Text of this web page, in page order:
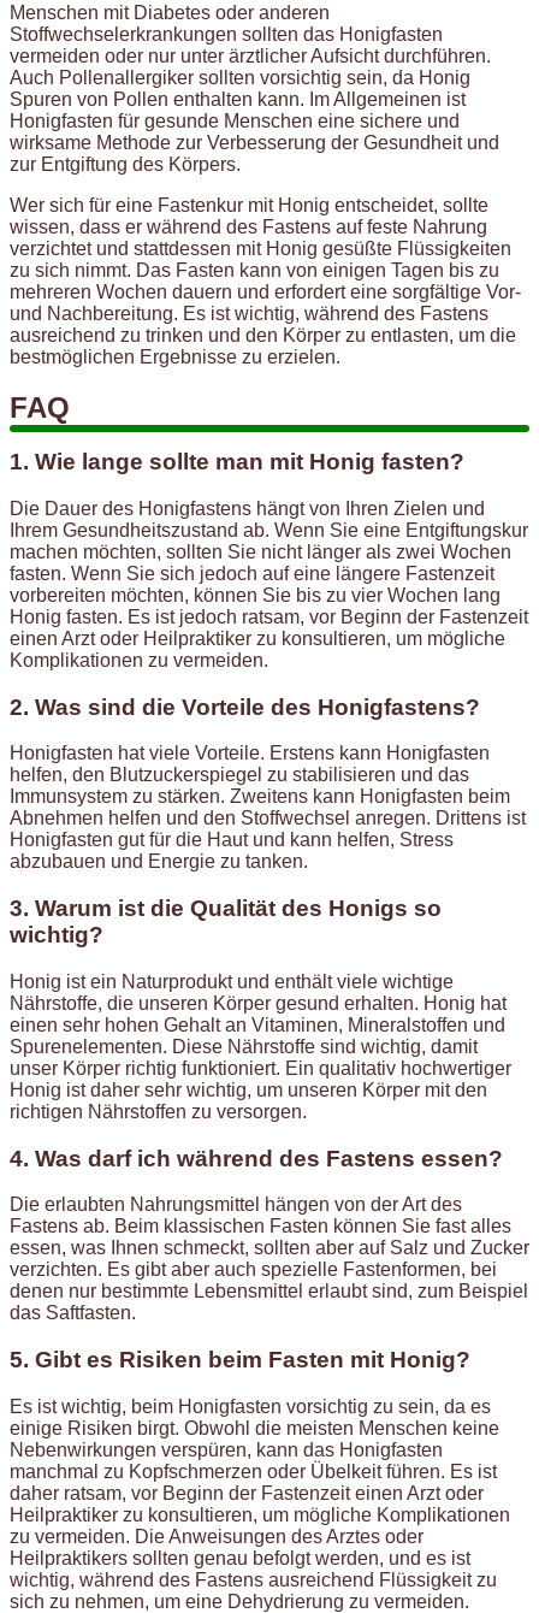
Menschen mit Diabetes oder anderen
Stoffwechselerkrankungen sollten das Honigfasten
vermeiden oder nur unter ärztlicher Aufsicht durchführen.
Auch Pollenallergiker sollten vorsichtig sein, da Honig
Spuren von Pollen enthalten kann. Im Allgemeinen ist
Honigfasten für gesunde Menschen eine sichere und
wirksame Methode zur Verbesserung der Gesundheit und
zur Entgiftung des Körpers.
Wer sich für eine Fastenkur mit Honig entscheidet, sollte
wissen, dass er während des Fastens auf feste Nahrung
verzichtet und stattdessen mit Honig gesüßte Flüssigkeiten
zu sich nimmt. Das Fasten kann von einigen Tagen bis zu
mehreren Wochen dauern und erfordert eine sorgfältige Vor-
und Nachbereitung. Es ist wichtig, während des Fastens
ausreichend zu trinken und den Körper zu entlasten, um die
bestmöglichen Ergebnisse zu erzielen.
FAQ
1. Wie lange sollte man mit Honig fasten?
Die Dauer des Honigfastens hängt von Ihren Zielen und
Ihrem Gesundheitszustand ab. Wenn Sie eine Entgiftungskur
machen möchten, sollten Sie nicht länger als zwei Wochen
fasten. Wenn Sie sich jedoch auf eine längere Fastenzeit
vorbereiten möchten, können Sie bis zu vier Wochen lang
Honig fasten. Es ist jedoch ratsam, vor Beginn der Fastenzeit
einen Arzt oder Heilpraktiker zu konsultieren, um mögliche
Komplikationen zu vermeiden.
2. Was sind die Vorteile des Honigfastens?
Honigfasten hat viele Vorteile. Erstens kann Honigfasten
helfen, den Blutzuckerspiegel zu stabilisieren und das
Immunsystem zu stärken. Zweitens kann Honigfasten beim
Abnehmen helfen und den Stoffwechsel anregen. Drittens ist
Honigfasten gut für die Haut und kann helfen, Stress
abzubauen und Energie zu tanken.
3. Warum ist die Qualität des Honigs so
wichtig?
Honig ist ein Naturprodukt und enthält viele wichtige
Nährstoffe, die unseren Körper gesund erhalten. Honig hat
einen sehr hohen Gehalt an Vitaminen, Mineralstoffen und
Spurenelementen. Diese Nährstoffe sind wichtig, damit
unser Körper richtig funktioniert. Ein qualitativ hochwertiger
Honig ist daher sehr wichtig, um unseren Körper mit den
richtigen Nährstoffen zu versorgen.
4. Was darf ich während des Fastens essen?
Die erlaubten Nahrungsmittel hängen von der Art des
Fastens ab. Beim klassischen Fasten können Sie fast alles
essen, was Ihnen schmeckt, sollten aber auf Salz und Zucker
verzichten. Es gibt aber auch spezielle Fastenformen, bei
denen nur bestimmte Lebensmittel erlaubt sind, zum Beispiel
das Saftfasten.
5. Gibt es Risiken beim Fasten mit Honig?
Es ist wichtig, beim Honigfasten vorsichtig zu sein, da es
einige Risiken birgt. Obwohl die meisten Menschen keine
Nebenwirkungen verspüren, kann das Honigfasten
manchmal zu Kopfschmerzen oder Übelkeit führen. Es ist
daher ratsam, vor Beginn der Fastenzeit einen Arzt oder
Heilpraktiker zu konsultieren, um mögliche Komplikationen
zu vermeiden. Die Anweisungen des Arztes oder
Heilpraktikers sollten genau befolgt werden, und es ist
wichtig, während des Fastens ausreichend Flüssigkeit zu
sich zu nehmen, um eine Dehydrierung zu vermeiden.